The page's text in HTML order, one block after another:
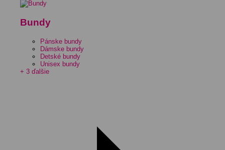
Bundy
Pánske bundy
Dámske bundy
Detské bundy
Unisex bundy
+ 3 ďalšie